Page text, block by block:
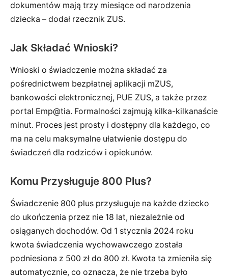
dokumentów mają trzy miesiące od narodzenia
dziecka – dodał rzecznik ZUS.
Jak Składać Wnioski?
Wnioski o świadczenie można składać za
pośrednictwem bezpłatnej aplikacji mZUS,
bankowości elektronicznej, PUE ZUS, a także przez
portal Emp@tia. Formalności zajmują kilka-kilkanaście
minut. Proces jest prosty i dostępny dla każdego, co
ma na celu maksymalne ułatwienie dostępu do
świadczeń dla rodziców i opiekunów.
Komu Przysługuje 800 Plus?
Świadczenie 800 plus przysługuje na każde dziecko
do ukończenia przez nie 18 lat, niezależnie od
osiąganych dochodów. Od 1 stycznia 2024 roku
kwota świadczenia wychowawczego została
podniesiona z 500 zł do 800 zł. Kwota ta zmieniła się
automatycznie, co oznacza, że nie trzeba było